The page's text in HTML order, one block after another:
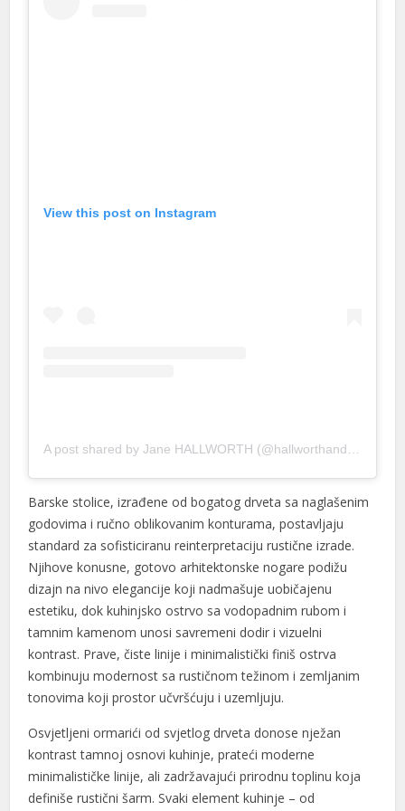
View this post on Instagram
A post shared by Jane HALLWORTH (@hallworthandheathens)
Barske stolice, izrađene od bogatog drveta sa naglašenim
godovima i ručno oblikovanim konturama, postavljaju
standard za sofisticiranu reinterpretaciju rustične izrade.
Njihove konusne, gotovo arhitektonske nogare podižu
dizajn na nivo elegancije koji nadmašuje uobičajenu
estetiku, dok kuhinjsko ostrvo sa vodopadnim rubom i
tamnim kamenom unosi savremeni dodir i vizuelni
kontrast. Prave, čiste linije i minimalistički finiš ostrva
kombinuju modernost sa rustičnom težinom i zemljanim
tonovima koji prostor učvršćuju i uzemljuju.
Osvjetljeni ormarići od svjetlog drveta donose nježan
kontrast tamnoj osnovi kuhinje, prateći moderne
minimalističke linije, ali zadržavajući prirodnu toplinu koja
definiše rustični šarm. Svaki element kuhinje – od